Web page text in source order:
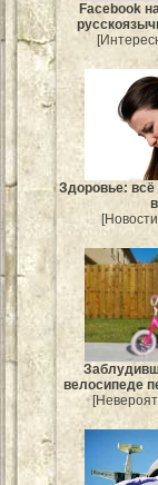
Facebook
Здоровье: всё
велосипеде